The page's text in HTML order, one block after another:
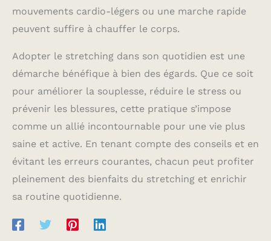
mouvements cardio-légers ou une marche rapide
peuvent suffire à chauffer le corps.
Adopter le stretching dans son quotidien est une
démarche bénéfique à bien des égards. Que ce soit
pour améliorer la souplesse, réduire le stress ou
prévenir les blessures, cette pratique s’impose
comme un allié incontournable pour une vie plus
saine et active. En tenant compte des conseils et en
évitant les erreurs courantes, chacun peut profiter
pleinement des bienfaits du stretching et enrichir
sa routine quotidienne.